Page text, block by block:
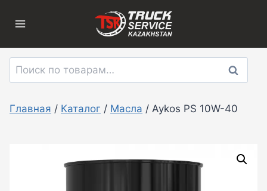
Искать: Поиск
Главная / Каталог / Масла / Aykos PS 10W-40